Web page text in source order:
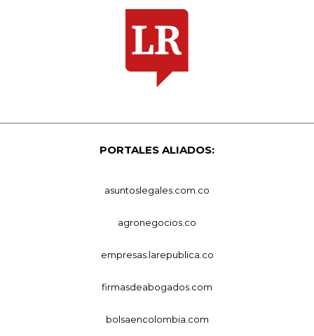
PORTALES ALIADOS:
asuntoslegales.com.co
agronegocios.co
empresas.larepublica.co
firmasdeabogados.com
bolsaencolombia.com